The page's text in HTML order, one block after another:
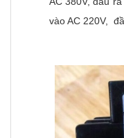
vào AC 220V,